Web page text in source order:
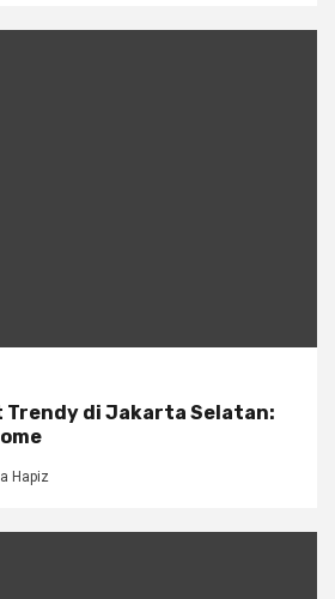
Trendy di Jakarta Selatan:
Hapiz